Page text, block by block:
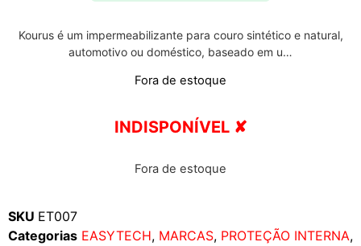
Kourus é um impermeabilizante para couro sintético e natural,
automotivo ou doméstico, baseado em u…
Fora de estoque
INDISPONÍVEL ✘
Fora de estoque
SKU ET007
Categorias EASYTECH, MARCAS, PROTEÇÃO INTERNA,